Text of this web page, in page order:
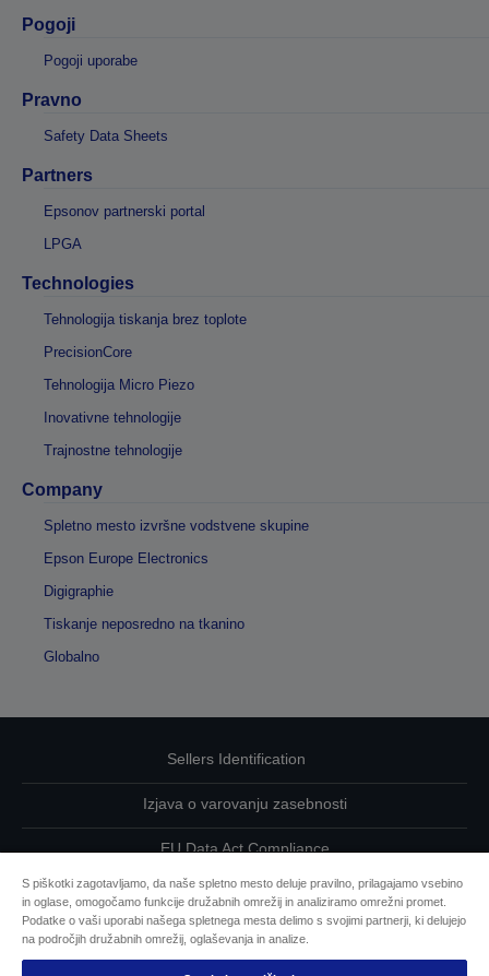
Pogoji
Pogoji uporabe
Pravno
Safety Data Sheets
Partners
Epsonov partnerski portal
LPGA
Technologies
Tehnologija tiskanja brez toplote
PrecisionCore
Tehnologija Micro Piezo
Inovativne tehnologije
Trajnostne tehnologije
Company
Spletno mesto izvršne vodstvene skupine
Epson Europe Electronics
Digigraphie
Tiskanje neposredno na tkanino
Globalno
Sellers Identification
Izjava o varovanju zasebnosti
EU Data Act Compliance
Kontaktirajte nas glede svojih podatkov
Informacije o piškotkih
S piškotki zagotavljamo, da naše spletno mesto deluje pravilno, prilagajamo vsebino
in oglase, omogočamo funkcije družabnih omrežij in analiziramo omrežni promet.
Podatke o vaši uporabi našega spletnega mesta delimo s svojimi partnerji, ki delujejo
na področjih družabnih omrežij, oglaševanja in analize.